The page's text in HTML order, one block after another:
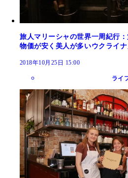
旅人マリーシャの世界一周紀行
物価が安く美人が多いウクライナ
2018年10月25日 15:00
ライ